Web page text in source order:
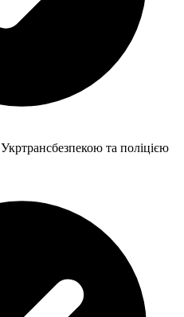
та поліцією